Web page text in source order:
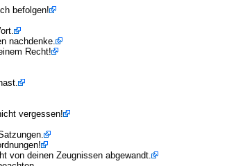
befolgen!
nachdenke.
Recht!
vergessen!
von deinen Zeugnissen abgewandt.